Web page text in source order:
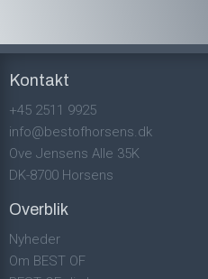
Kontakt
+45 2511 9925
info@bestofhorsens.dk
Ove Jensens Alle 35K
DK-8700 Horsens
Overblik
Nyheder
Om BEST OF